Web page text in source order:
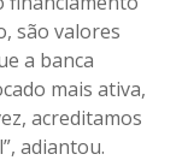
são valores
a banca
mais ativa,
acreditamos
adiantou.